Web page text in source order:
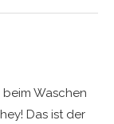
beim Waschen
Das ist der